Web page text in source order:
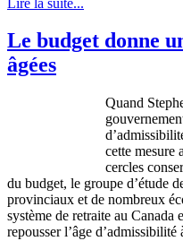
Le budget donne
âgées
Quand
cette mesure a
cercles
du budget, le groupe d’étude
provinciaux et de nombreux
système de retraite au Canada
repousser l’âge d’admissibilité